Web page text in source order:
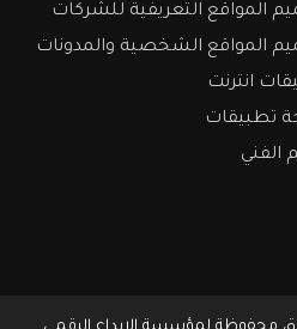
المواقع التعريفية للشركات
المواقع الشخصية والمدونات
انترنت
تطبيقات
الفني